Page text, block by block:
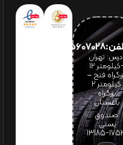
تهران
-کیلومتر 12
فتح –
کیلومتر ۲
بزرگراه
باغستان
صندوق
پستی:
1753-